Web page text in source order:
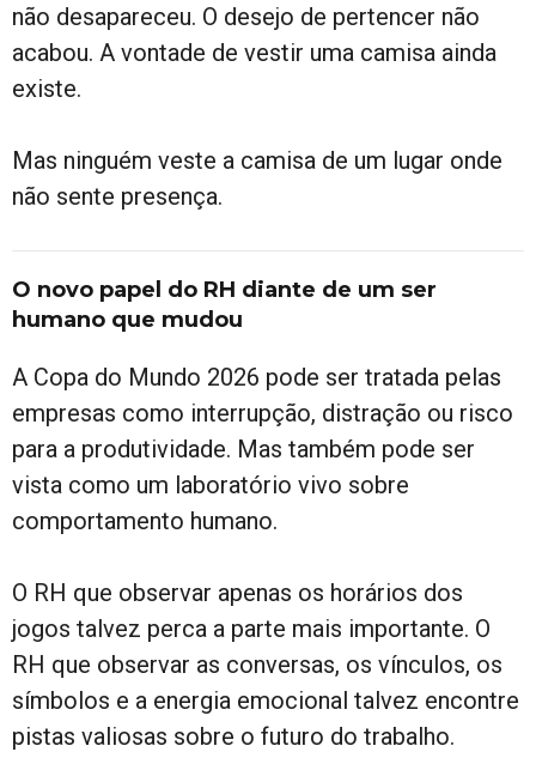
não desapareceu. O desejo de pertencer não
acabou. A vontade de vestir uma camisa ainda
existe.
Mas ninguém veste a camisa de um lugar onde
não sente presença.
O novo papel do RH diante de um ser
humano que mudou
A Copa do Mundo 2026 pode ser tratada pelas
empresas como interrupção, distração ou risco
para a produtividade. Mas também pode ser
vista como um laboratório vivo sobre
comportamento humano.
O RH que observar apenas os horários dos
jogos talvez perca a parte mais importante. O
RH que observar as conversas, os vínculos, os
símbolos e a energia emocional talvez encontre
pistas valiosas sobre o futuro do trabalho.